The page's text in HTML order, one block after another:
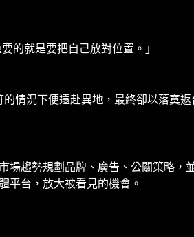
的就是要把自己放對位置。」
情況下便遠赴異地，最終卻以落寞
場趨勢規劃品牌、廣告、公關策略，
平台，放大被看見的機會。